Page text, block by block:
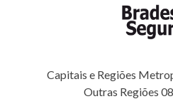
Capitais e Regiões
Outras Regiões